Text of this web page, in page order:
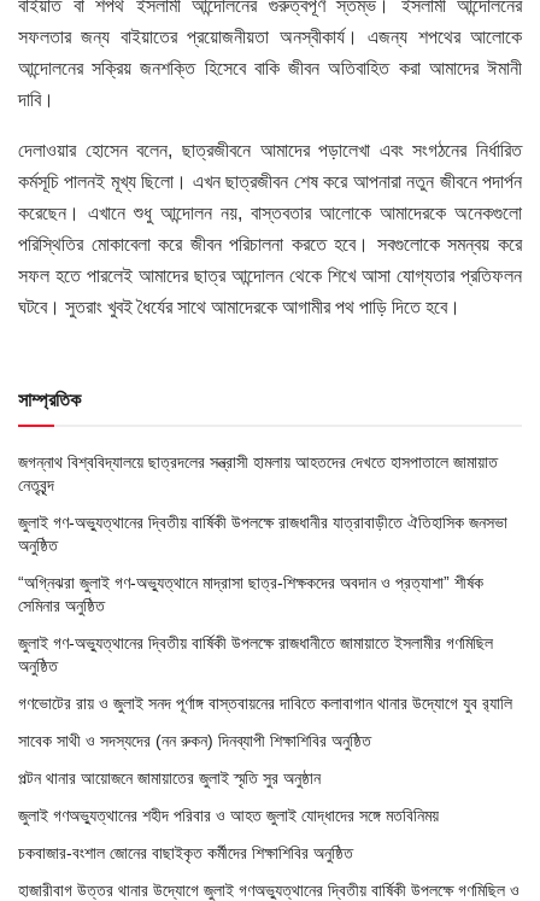
বাইয়াত বা শপথ ইসলামী আন্দোলনের গুরুত্বপূর্ণ স্তম্ভ। ইসলামী আন্দোলনের
সফলতার জন্য বাইয়াতের প্রয়োজনীয়তা অনস্বীকার্য। এজন্য শপথের আলোকে
আন্দোলনের সক্রিয় জনশক্তি হিসেবে বাকি জীবন অতিবাহিত করা আমাদের ঈমানী
দাবি।
দেলাওয়ার হোসেন বলেন, ছাত্রজীবনে আমাদের পড়ালেখা এবং সংগঠনের নির্ধারিত
কর্মসূচি পালনই মূখ্য ছিলো। এখন ছাত্রজীবন শেষ করে আপনারা নতুন জীবনে পদার্পন
করেছেন। এখানে শুধু আন্দোলন নয়, বাস্তবতার আলোকে আমাদেরকে অনেকগুলো
পরিস্থিতির মোকাবেলা করে জীবন পরিচালনা করতে হবে। সবগুলোকে সমন্বয় করে
সফল হতে পারলেই আমাদের ছাত্র আন্দোলন থেকে শিখে আসা যোগ্যতার প্রতিফলন
ঘটবে। সুতরাং খুবই ধৈর্যের সাথে আমাদেরকে আগামীর পথ পাড়ি দিতে হবে।
সাম্প্রতিক
জগন্নাথ বিশ্ববিদ্যালয়ে ছাত্রদলের সন্ত্রাসী হামলায় আহতদের দেখতে হাসপাতালে জামায়াত
নেতৃবৃন্দ
জুলাই গণ-অভ্যুত্থানের দ্বিতীয় বার্ষিকী উপলক্ষে রাজধানীর যাত্রাবাড়ীতে ঐতিহাসিক জনসভা
অনুষ্ঠিত
“অগ্নিঝরা জুলাই গণ-অভ্যুত্থানে মাদ্রাসা ছাত্র-শিক্ষকদের অবদান ও প্রত্যাশা” শীর্ষক
সেমিনার অনুষ্ঠিত
জুলাই গণ-অভ্যুত্থানের দ্বিতীয় বার্ষিকী উপলক্ষে রাজধানীতে জামায়াতে ইসলামীর গণমিছিল
অনুষ্ঠিত
গণভোটের রায় ও জুলাই সনদ পূর্ণাঙ্গ বাস্তবায়নের দাবিতে কলাবাগান থানার উদ্যোগে যুব র‌্যালি
সাবেক সাথী ও সদস্যদের (নন রুকন) দিনব্যাপী শিক্ষাশিবির অনুষ্ঠিত
পল্টন থানার আয়োজনে জামায়াতের জুলাই স্মৃতি সুর অনুষ্ঠান
জুলাই গণঅভ্যুত্থানের শহীদ পরিবার ও আহত জুলাই যোদ্ধাদের সঙ্গে মতবিনিময়
চকবাজার-বংশাল জোনের বাছাইকৃত কর্মীদের শিক্ষাশিবির অনুষ্ঠিত
হাজারীবাগ উত্তর থানার উদ্যোগে জুলাই গণঅভ্যুত্থানের দ্বিতীয় বার্ষিকী উপলক্ষে গণমিছিল ও